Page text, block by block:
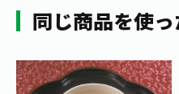
同じ商品を使